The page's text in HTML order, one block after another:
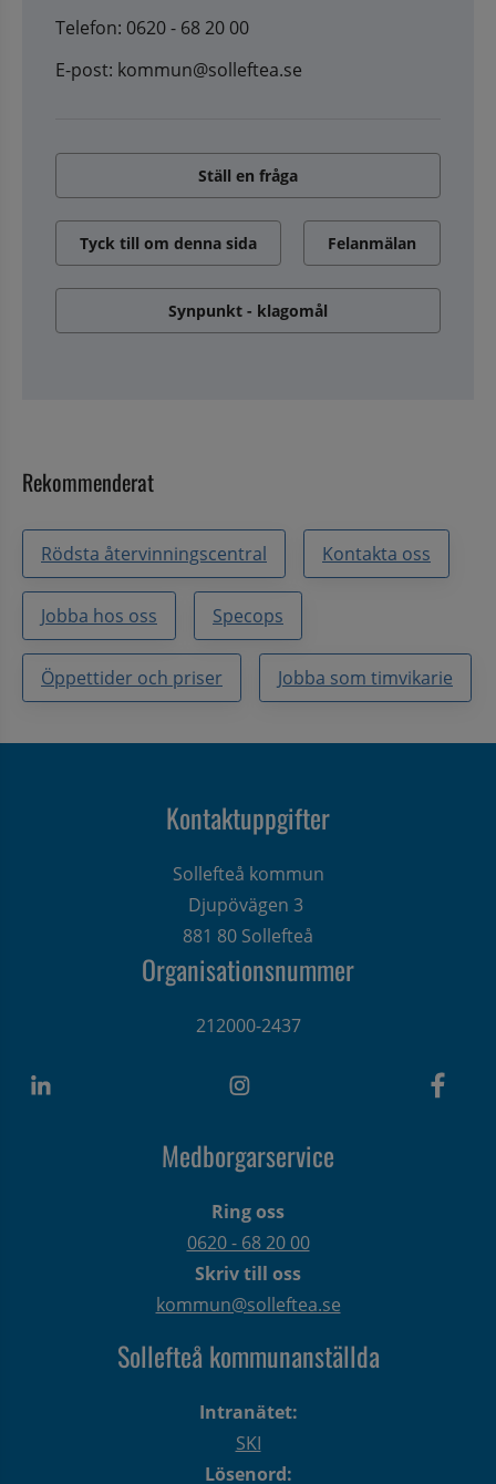
Telefon: 0620 - 68 20 00
E-post: kommun@solleftea.se
Ställ en fråga
Tyck till om denna sida Felanmälan
Synpunkt - klagomål
Rekommenderat
Rödsta återvinningscentral Kontakta oss
Jobba hos oss Specops
Öppettider och priser Jobba som timvikarie
Kontaktuppgifter
Sollefteå kommun
Djupövägen 3
881 80 Sollefteå
Organisationsnummer
212000-2437
Medborgarservice
Ring oss
0620 - 68 20 00
Skriv till oss
kommun@solleftea.se
Sollefteå kommunanställda
Intranätet:
SKI
Lösenord: